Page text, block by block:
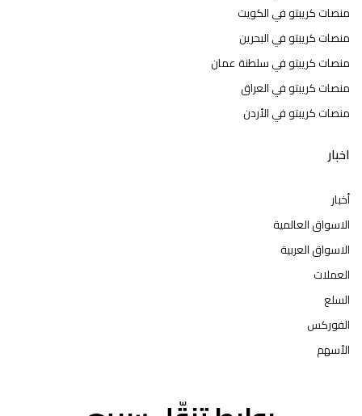
منصات كريبتو في الكويت
منصات كريبتو في البحرين
منصات كريبتو في سلطنة عمان
منصات كريبتو في العراق
منصات كريبتو في الأردن
اخبار
أخبار
الاسواق العالمية
الاسواق العربية
العملات
السلع
الفوركس
الأسهم